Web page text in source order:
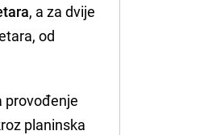
, a za dvije
od
provođenje
planinska